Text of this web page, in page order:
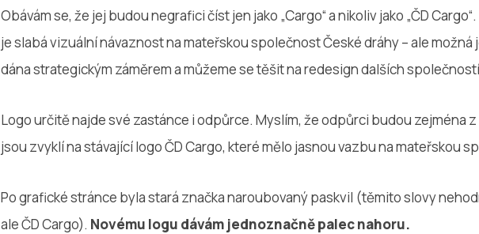
Obávám se, že jej budou negrafici číst jen jako „Cargo“ a nikoliv jako „ČD
je slabá vizuální návaznost na mateřskou společnost České dráhy – ale
dána strategickým záměrem a můžeme se těšit na redesign dalších
Logo určitě najde své zastánce i odpůrce. Myslím, že odpůrci budou zejména
jsou zvyklí na stávající logo ČD Cargo, které mělo jasnou vazbu na mateřskou
Po grafické stránce byla stará značka naroubovaný paskvil (těmito slovy
ale ČD Cargo). Novému logu dávám jednoznačně palec nahoru.